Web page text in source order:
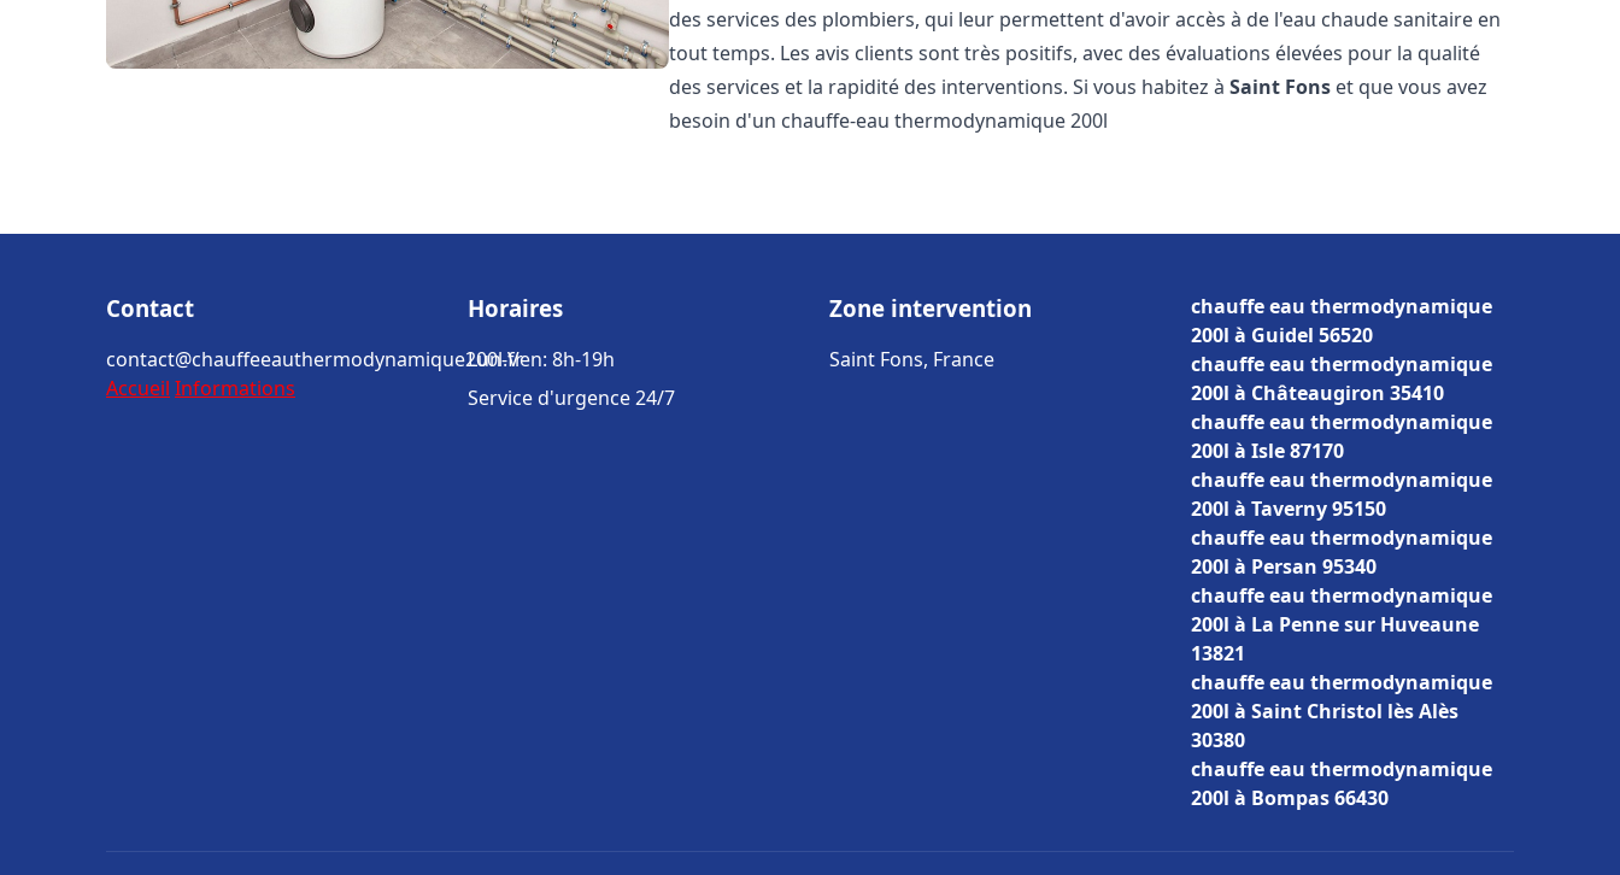
des services des plombiers, qui leur permettent d'avoir accès à de l'eau chaude sanitaire en
tout temps. Les avis clients sont très positifs, avec des évaluations élevées pour la qualité
des services et la rapidité des interventions. Si vous habitez àSaint Fons et que vous avez
besoin d'un chauffe-eau thermodynamique 200l
Contact
contact@chauffeeauthermodynamique200l.fr
Accueil Informations
Horaires
Lun-Ven: 8h-19h
Service d'urgence 24/7
Zone intervention
Saint Fons, France
chauffe eau thermodynamique
200l à Guidel 56520
chauffe eau thermodynamique
200l à Châteaugiron 35410
chauffe eau thermodynamique
200l à Isle 87170
chauffe eau thermodynamique
200l à Taverny 95150
chauffe eau thermodynamique
200l à Persan 95340
chauffe eau thermodynamique
200l à La Penne sur Huveaune
13821
chauffe eau thermodynamique
200l à Saint Christol lès Alès
30380
chauffe eau thermodynamique
200l à Bompas 66430